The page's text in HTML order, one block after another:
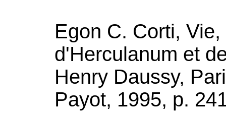
Egon C. Corti,
d'Herculanum et
Henry Daussy,
Payot, 1995, p.